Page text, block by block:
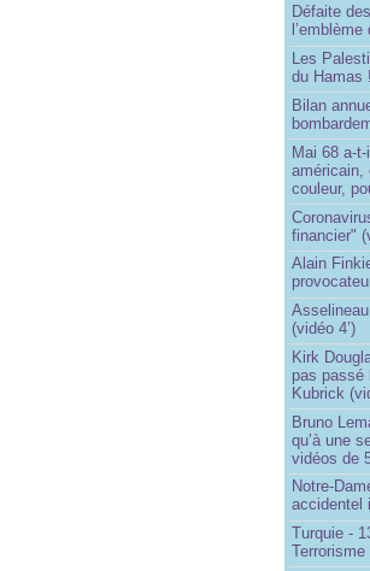
Défaite
Les
du Hamas !
Bilan
Mai 68 a-
américain,
couleur,
financier"
Alain
(vidéo 4’)
Kirk
pas passé
Kubrick
Bruno
qu’à une
vidéos de
Notre-
accidentel
Turquie -